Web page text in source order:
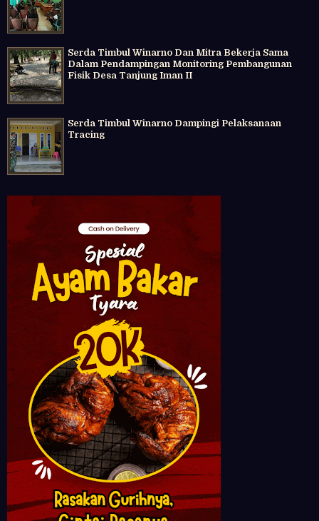
Serda Timbul Winarno Dan Mitra Bekerja Sama
Dalam Pendampingan Monitoring Pembangunan
Fisik Desa Tanjung Iman II
Serda Timbul Winarno Dampingi Pelaksanaan
Tracing